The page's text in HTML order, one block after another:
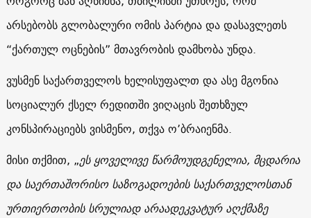
არსებობს გლობალური ომის პარტია და დასავლეთს
“ქართულ ოცნების” მთავრობის დამხობა უნდა.
ვუსმენ საქართველოს ხელისუფალთ და ასე მგონია
სოციალურ ქსელ რედითში ვიღაცის შეთხზულ
კონსპირაციებს ვისმენო, თქვა ო’ბრაიენმა.
მისი თქმით, „ეს ყოველივე წარმოუდგენელია, მცდარია
და საერთაშორისო საზოგადოების საქართველოსთან
ურთიერთობის სრულიად არაადეკვატურ აღქმაზე